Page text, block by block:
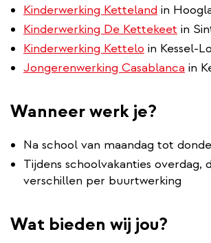
Kinderwerking Ketteland in
Kinderwerking De Kettekeet in
Kinderwerking Kettelo in Kessel-Lo
Jongerenwerking Casablanca in
Wanneer werk je?
Na school van maandag tot
Tijdens schoolvakanties overdag,
verschillen per buurtwerking
Wat bieden wij jou?